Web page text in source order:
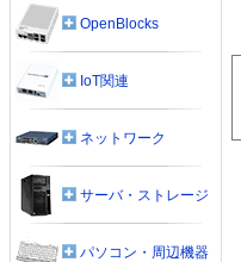
OpenBlocks
IoT関連
ネットワーク
サーバ・ストレージ
パソコン・周辺機器